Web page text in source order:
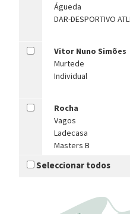
Águeda
DAR-DESPORTIVO
Vitor Nuno Simões
Murtede
Individual
Rocha
Vagos
Ladecasa
Masters B
Seleccionar todos